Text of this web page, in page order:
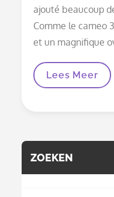
ajouté beaucoup
Comme le cameo
et un magnifique
Nouvelles
Acquisitions
Lees Meer
ZOEKEN